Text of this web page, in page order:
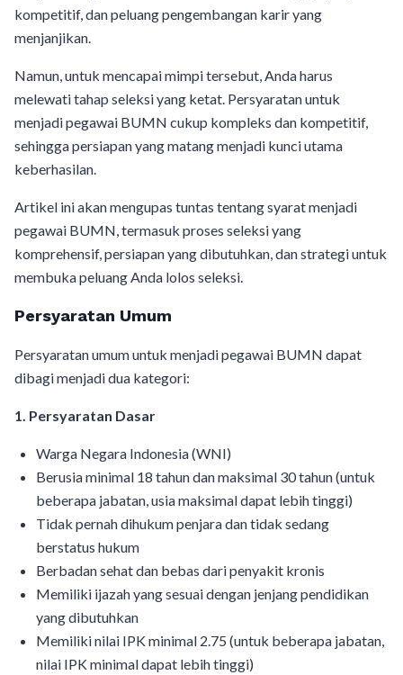
kompetitif, dan peluang pengembangan karir yang
menjanjikan.
Namun, untuk mencapai mimpi tersebut, Anda harus
melewati tahap seleksi yang ketat. Persyaratan untuk
menjadi pegawai BUMN cukup kompleks dan kompetitif,
sehingga persiapan yang matang menjadi kunci utama
keberhasilan.
Artikel ini akan mengupas tuntas tentang syarat menjadi
pegawai BUMN, termasuk proses seleksi yang
komprehensif, persiapan yang dibutuhkan, dan strategi untuk
membuka peluang Anda lolos seleksi.
Persyaratan Umum
Persyaratan umum untuk menjadi pegawai BUMN dapat
dibagi menjadi dua kategori:
1. Persyaratan Dasar
Warga Negara Indonesia (WNI)
Berusia minimal 18 tahun dan maksimal 30 tahun (untuk
beberapa jabatan, usia maksimal dapat lebih tinggi)
Tidak pernah dihukum penjara dan tidak sedang
berstatus hukum
Berbadan sehat dan bebas dari penyakit kronis
Memiliki ijazah yang sesuai dengan jenjang pendidikan
yang dibutuhkan
Memiliki nilai IPK minimal 2.75 (untuk beberapa jabatan,
nilai IPK minimal dapat lebih tinggi)